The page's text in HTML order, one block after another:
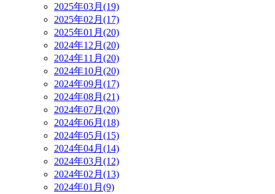
2025年03月(19)
2025年02月(17)
2025年01月(20)
2024年12月(20)
2024年11月(20)
2024年10月(20)
2024年09月(17)
2024年08月(21)
2024年07月(20)
2024年06月(18)
2024年05月(15)
2024年04月(14)
2024年03月(12)
2024年02月(13)
2024年01月(9)